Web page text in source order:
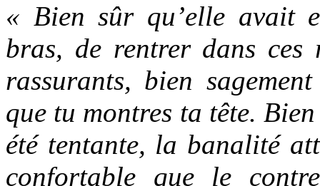
« Bien sûr qu’elle avait
bras, de rentrer dans
rassurants, bien
que tu montres ta tête.
été tentante, la banalité
confortable que le